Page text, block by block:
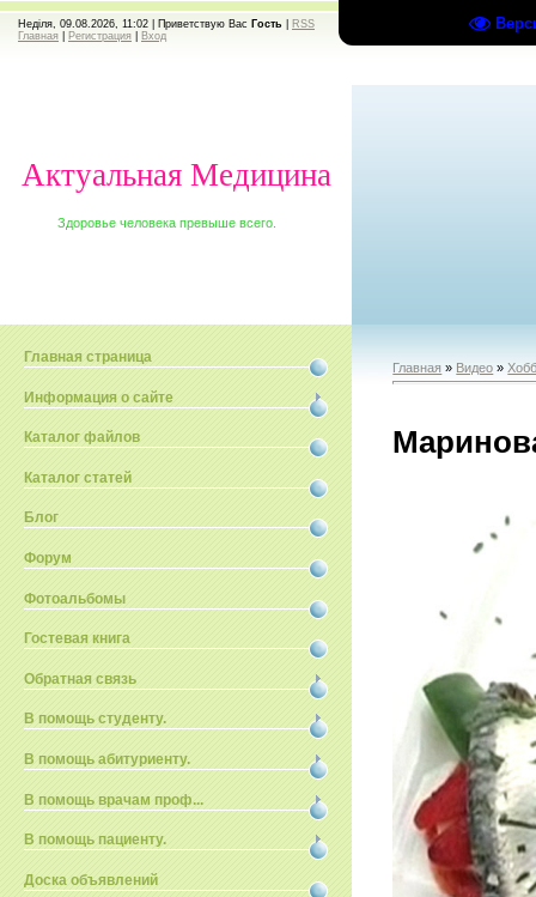
Неділя, 09.08.2026, 11:02 | Приветствую Вас Гость
RSS
Главная
Регистрация Вход
Актуальная Медицина
Здоровье человека превыше всего.
Главная страница
Информация о сайте
Каталог файлов
Каталог статей
Блог
Форум
Фотоальбомы
Гостевая книга
Обратная связь
В помощь студенту.
В помощь абитуриенту.
В помощь врачам проф...
В помощь пациенту.
Доска объявлений
Главная » Видео »